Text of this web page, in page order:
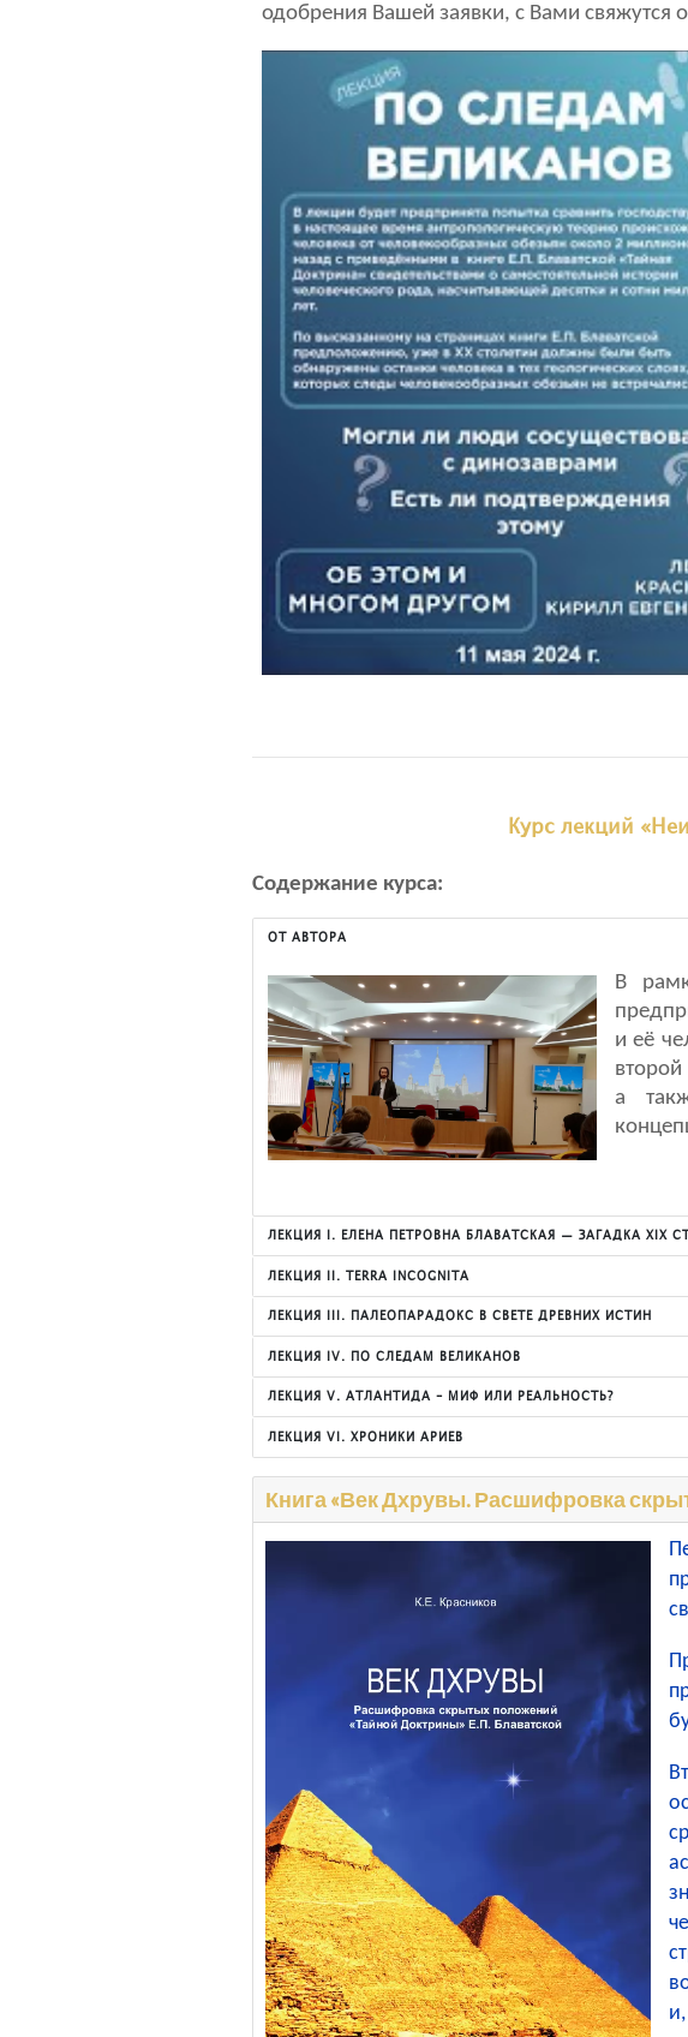
одобрения Вашей заявки, с Вами свяжутся
Курс лекций
Содержание курса:
ОТ АВТОРА
В
и её
а
ЛЕКЦИЯ I. ЕЛЕНА ПЕТРОВНА БЛАВАТСКАЯ — ЗАГАДКА XIX
ЛЕКЦИЯ II. TERRA INCOGNITA
ЛЕКЦИЯ III. ПАЛЕОПАРАДОКС В СВЕТЕ ДРЕВНИХ ИСТИН
ЛЕКЦИЯ IV. ПО СЛЕДАМ ВЕЛИКАНОВ
ЛЕКЦИЯ V. АТЛАНТИДА - МИФ ИЛИ РЕАЛЬНОСТЬ?
ЛЕКЦИЯ VI. ХРОНИКИ АРИЕВ
Книга «Век Дхрувы. Расшифровка